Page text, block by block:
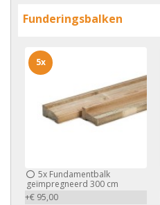
Funderingsbalken
5x Fundamentbalk
geïmpregneerd 300 cm
+€ 95,00
5x